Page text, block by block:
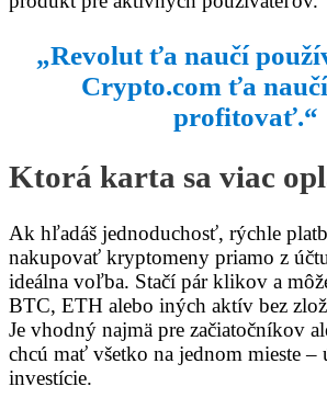
„Revolut ťa naučí
Crypto.com ťa
profitovať.“
Ktorá karta sa viac
Ak hľadáš jednoduchosť, rýchle
nakupovať kryptomeny priamo z
ideálna voľba. Stačí pár klikov a
BTC, ETH alebo iných aktív bez
Je vhodný najmä pre začiatočníkov
chcú mať všetko na jednom mieste –
investície.